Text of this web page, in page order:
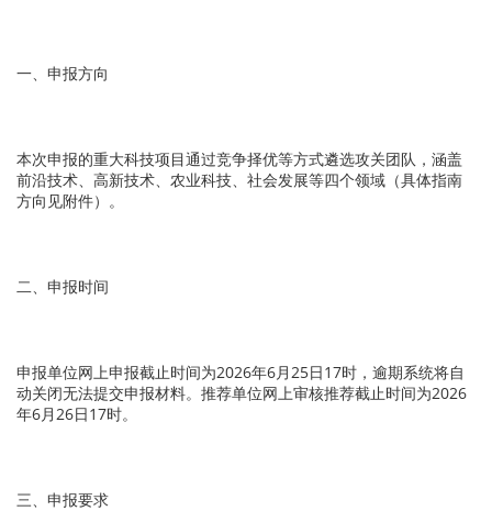
一、申报方向
本次申报的重大科技项目通过竞争择优等方式遴选攻关团队，涵盖
前沿技术、高新技术、农业科技、社会发展等四个领域（具体指南
方向见附件）。
二、申报时间
申报单位网上申报截止时间为2026年6月25日17时，逾期系统将自
动关闭无法提交申报材料。推荐单位网上审核推荐截止时间为2026
年6月26日17时。
三、申报要求